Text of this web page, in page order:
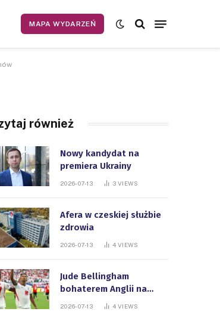
MAPA WYDARZEŃ
również
Nowy kandydat na
premiera Ukrainy
2026-07-13 3 VIEWS
Afera w czeskiej służbie
zdrowia
2026-07-13 4 VIEWS
Jude Bellingham
bohaterem Anglii na
Mistrzostwach Świata
2026-07-13 4 VIEWS